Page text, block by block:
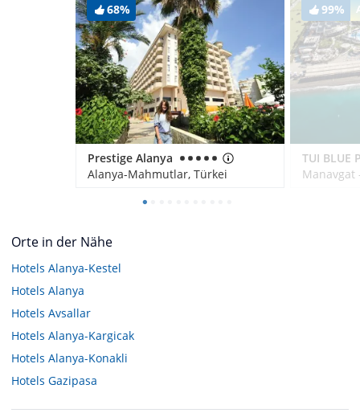
68%
Prestige Alanya
Alanya-Mahmutlar, Türkei
99%
Manavgat
Orte in der Nähe
Hotels Alanya-Kestel
Hotels Alanya
Hotels Avsallar
Hotels Alanya-Kargicak
Hotels Alanya-Konakli
Hotels Gazipasa